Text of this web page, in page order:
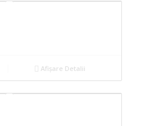
Afișare Detalii